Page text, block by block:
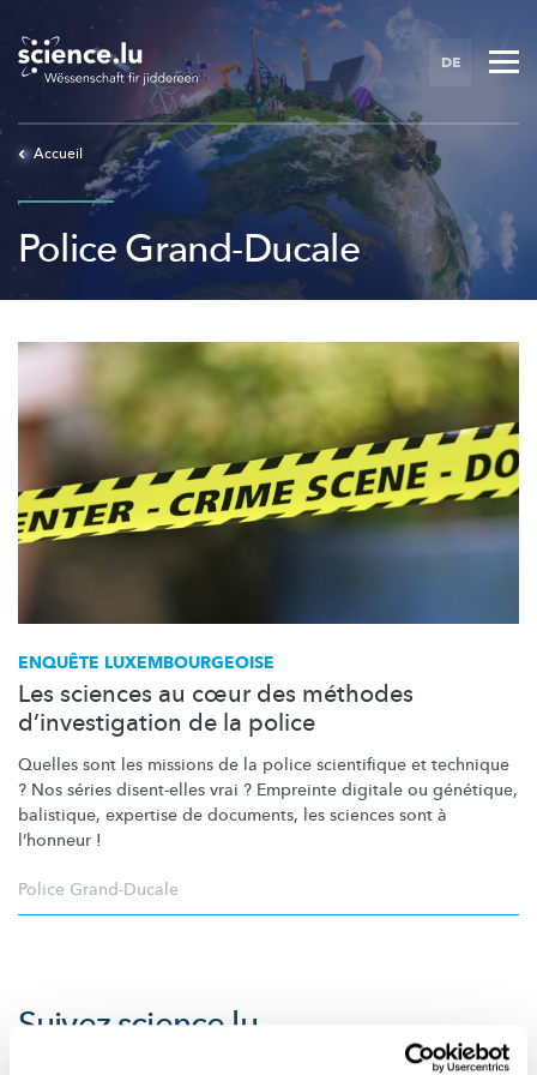
main
content
DE
Accueil
Police Grand-Ducale
ENQUÊTE LUXEMBOURGEOISE
Les sciences au cœur des méthodes
d’investigation de la police
Quelles sont les missions de la police scientifique et technique
? Nos séries disent-elles vrai ? Empreinte digitale ou génétique,
balistique, expertise de documents, les sciences sont à
l’honneur !
Police Grand-Ducale
Suivezscience.lu